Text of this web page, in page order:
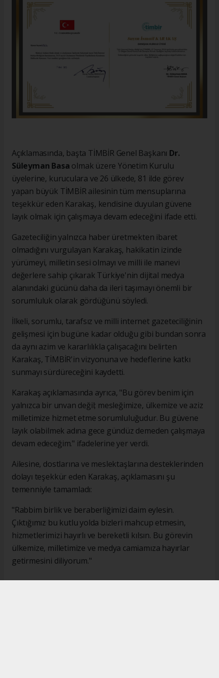
Açıklamasında, başta TİMBİR Genel Başkanı Dr.
Süleyman Basa olmak üzere Yönetim Kurulu
üyelerine, kuruculara ve 26 ülkede, 81 ilde görev
yapan büyük TİMBİR ailesinin tüm mensuplarına
teşekkür eden Karakaş, kendisine duyulan güvene
layık olmak için çalışmaya devam edeceğini ifade etti.
Gazeteciliğin yalnızca haber üretmekten ibaret
olmadığını vurgulayan Karakaş, hakikatin izinde
yürümeyi, milletin sesi olmayı ve milli ile manevi
değerlere sahip çıkarak Türkiye'nin dijital medya
alanındaki gücünü daha da ileri taşımayı önemli bir
sorumluluk olarak gördüğünü söyledi.
İlkeli, sorumlu, tarafsız ve milli internet gazeteciliğinin
gelişmesi için bugüne kadar olduğu gibi bundan sonra
da aynı azim ve kararlılıkla çalışacağını belirten
Karakaş, TİMBİR'in vizyonuna ve hedeflerine katkı
sunmayı sürdüreceğini kaydetti.
Karakaş açıklamasında ayrıca, "Bu görev benim için
yalnızca bir unvan değil; mesleğimize, ülkemize ve aziz
milletimize hizmet etme sorumluluğudur. Bu güvene
layık olabilmek adına gece gündüz demeden çalışmaya
devam edeceğim." ifadelerine yer verdi.
Ailesine, dostlarına ve meslektaşlarına desteklerinden
dolayı teşekkür eden Karakaş, açıklamasını şu
temenniyle tamamladı:
"Rabbim birlik ve beraberliğimizi daim eylesin.
Çıktığımız bu kutlu yolda bizleri mahcup etmesin,
hizmetlerimizi hayırlı ve bereketli kılsın. Bu görevin
ülkemize, milletimize ve medya camiamıza hayırlar
getirmesini diliyorum."